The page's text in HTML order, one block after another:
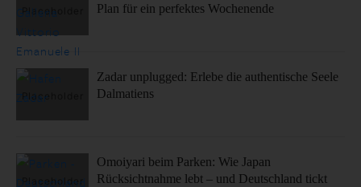
Plan für ein perfektes Wochenende
Zadar unplugged: Erlebe die authentische Seele
Dalmatiens
Omoiyari beim Parken: Wie Japan
Rücksichtnahme lebt – und Deutschland tickt